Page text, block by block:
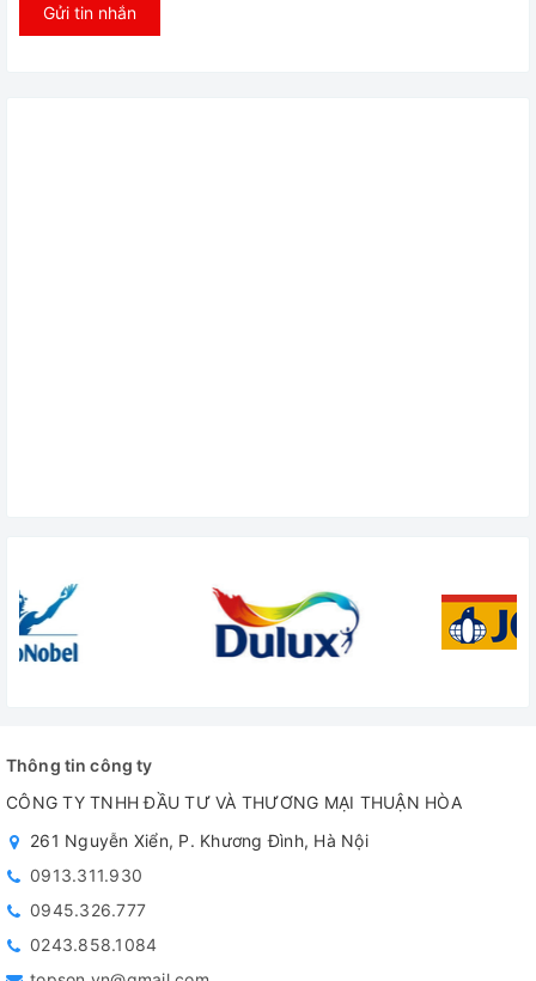
Gửi tin nhắn
Thông tin công ty
CÔNG TY TNHH ĐẦU TƯ VÀ THƯƠNG MẠI THUẬN HÒA
261 Nguyễn Xiển, P. Khương Đình, Hà Nội
0913.311.930
0945.326.777
0243.858.1084